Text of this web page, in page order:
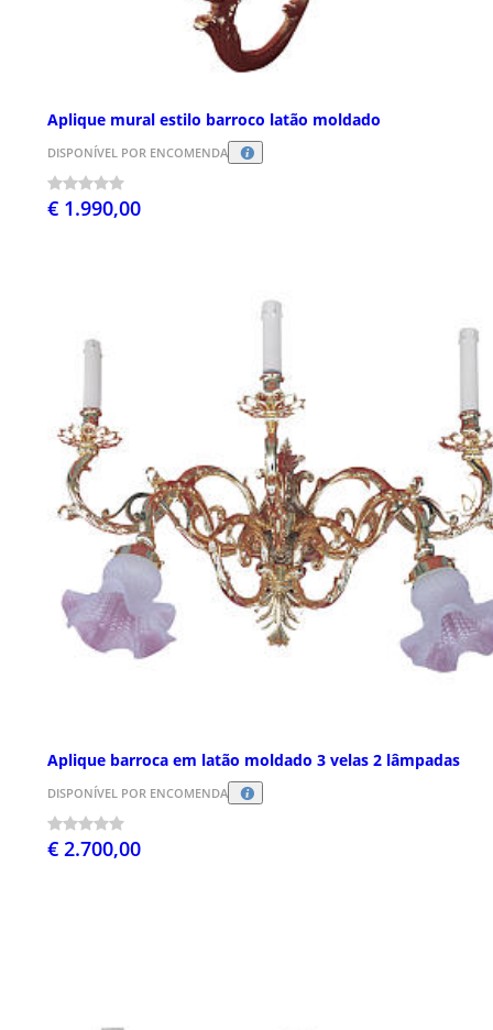
Aplique mural estilo barroco latão moldado
DISPONÍVEL POR ENCOMENDA
€ 1.990,00
Aplique barroca em latão moldado 3 velas 2 lâmpadas
DISPONÍVEL POR ENCOMENDA
€ 2.700,00